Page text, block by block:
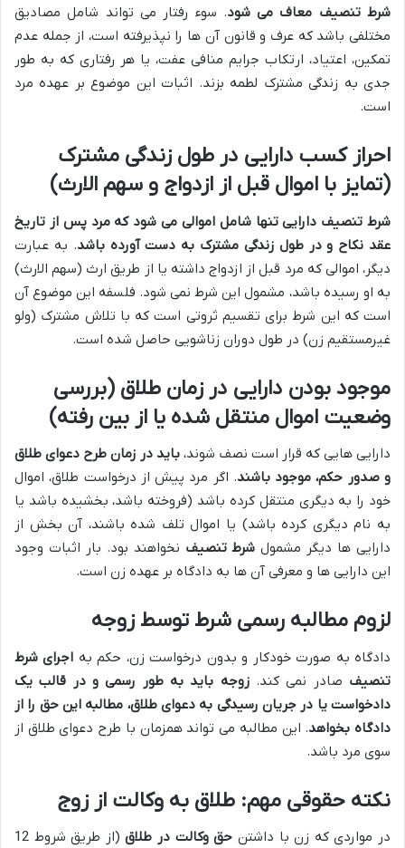
شرط تنصیف معاف می شود. سوء رفتار می تواند شامل مصادیق
مختلفی باشد که عرف و قانون آن ها را نپذیرفته است، از جمله عدم
تمکین، اعتیاد، ارتکاب جرایم منافی عفت، یا هر رفتاری که به طور
جدی به زندگی مشترک لطمه بزند. اثبات این موضوع بر عهده مرد
است.
احراز کسب دارایی در طول زندگی مشترک
(تمایز با اموال قبل از ازدواج و سهم الارث)
شرط تنصیف دارایی تنها شامل اموالی می شود که مرد پس از تاریخ
عقد نکاح و در طول زندگی مشترک به دست آورده باشد. به عبارت
دیگر، اموالی که مرد قبل از ازدواج داشته یا از طریق ارث (سهم الارث)
به او رسیده باشد، مشمول این شرط نمی شود. فلسفه این موضوع آن
است که این شرط برای تقسیم ثروتی است که با تلاش مشترک (ولو
غیرمستقیم زن) در طول دوران زناشویی حاصل شده است.
موجود بودن دارایی در زمان طلاق (بررسی
وضعیت اموال منتقل شده یا از بین رفته)
دارایی هایی که قرار است نصف شوند، باید در زمان طرح دعوای طلاق
و صدور حکم، موجود باشند. اگر مرد پیش از درخواست طلاق، اموال
خود را به دیگری منتقل کرده باشد (فروخته باشد، بخشیده باشد یا
به نام دیگری کرده باشد) یا اموال تلف شده باشند، آن بخش از
دارایی ها دیگر مشمول شرط تنصیف نخواهند بود. بار اثبات وجود
این دارایی ها و معرفی آن ها به دادگاه بر عهده زن است.
لزوم مطالبه رسمی شرط توسط زوجه
دادگاه به صورت خودکار و بدون درخواست زن، حکم به اجرای شرط
تنصیف صادر نمی کند.زوجه باید به طور رسمی و در قالب یک
دادخواست یا در جریان رسیدگی به دعوای طلاق، مطالبه این حق را از
دادگاه بخواهد. این مطالبه می تواند همزمان با طرح دعوای طلاق از
سوی مرد باشد.
نکته حقوقی مهم: طلاق به وکالت از زوج
در مواردی که زن با داشتن حق وکالت در طلاق
(از طریق شروط 12